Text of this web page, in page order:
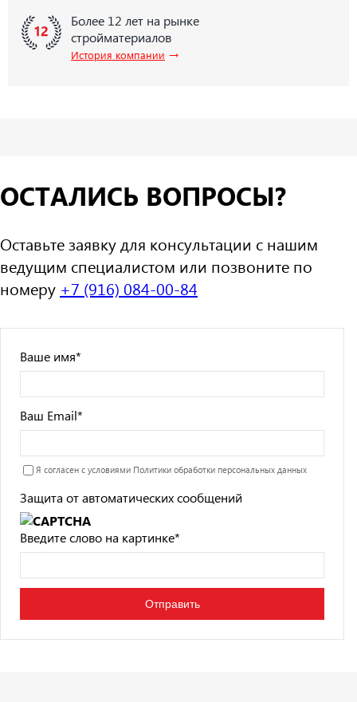
Более 12 лет на рынке
стройматериалов
История компании →
ОСТАЛИСЬ ВОПРОСЫ?
Оставьте заявку для консультации с нашим
ведущим специалистом или позвоните по
номеру +7 (916) 084-00-84
Ваше имя*
Ваш Email*
Я согласен с условиями Политики обработки персональных данных
Защита от автоматических сообщений
Введите слово на картинке*